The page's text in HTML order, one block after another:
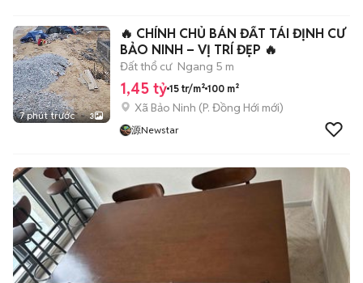
7 phút trước 3
🔥 CHÍNH CHỦ BÁN ĐẤT TÁI ĐỊNH CƯ
BẢO NINH – VỊ TRÍ ĐẸP 🔥
Đất thổ cư Ngang 5 m
1,45 tỷ 15 tr/m² 100 m²
Xã Bảo Ninh (P. Đồng Hới mới)
源Newstar